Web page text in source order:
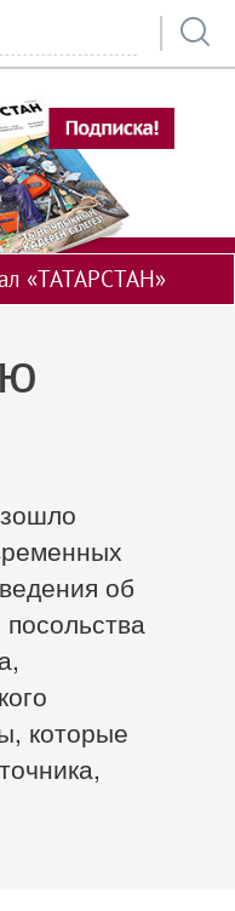
«ТАТАРСТАН»
об
которые